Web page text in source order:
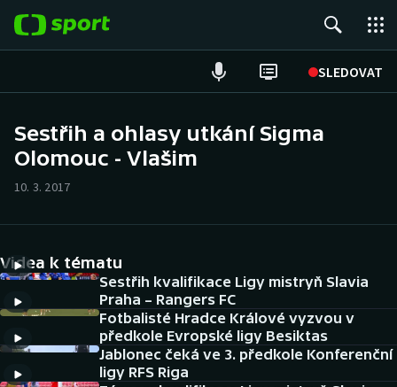
SLEDOVAT
Hokej
Cyklistika
DALŠÍ SPORTY
Americký fotbal
NEPŘEHLÉDNĚTE
Sestřih a ohlasy utkání Sigma
Olomouc - Vlašim
10. 3. 2017
Videa k tématu
Sestřih kvalifikace Ligy mistryň Slavia
Praha – Rangers FC
Fotbalisté Hradce Králové vyzvou v
předkole Evropské ligy Besiktas
Jablonec čeká ve 3. předkole Konferenční
ligy RFS Riga